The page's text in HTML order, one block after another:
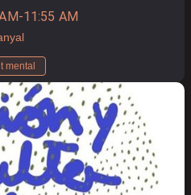
11:55 AM
mental